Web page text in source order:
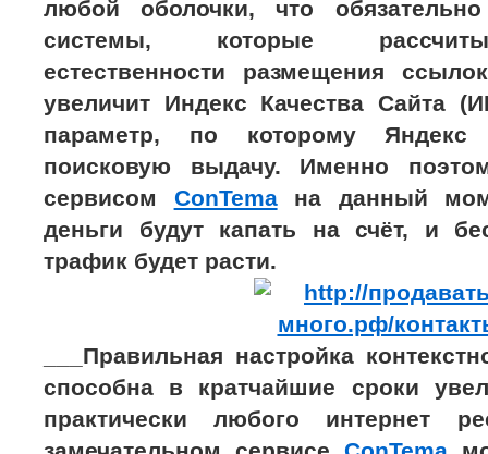
любой оболочки, что
системы, которые
естественности размещения
увеличит Индекс Качества Сайта
параметр, по которому Яндекс
поисковую выдачу. Именно
сервисом ConTemaна данный
деньги будут капать на счёт, и
трафик будет расти.
___Правильная настройка
способна в кратчайшие сроки
практически любого интернет